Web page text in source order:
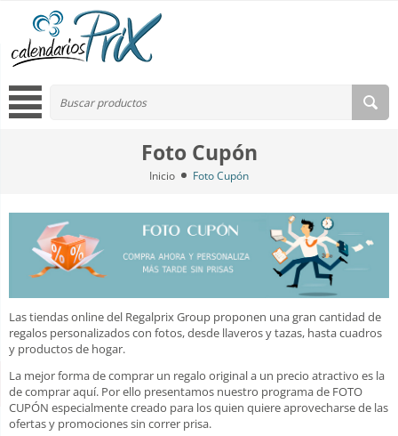
Foto Cupón
Inicio Foto Cupón
Las tiendas online del Regalprix Group proponen una gran cantidad de
regalos personalizados con fotos, desde llaveros y tazas, hasta cuadros
y productos de hogar.
La mejor forma de comprar un regalo original a un precio atractivo es la
de comprar aquí. Por ello presentamos nuestro programa de FOTO
CUPÓN especialmente creado para los quien quiere aprovecharse de las
ofertas y promociones sin correr prisa.